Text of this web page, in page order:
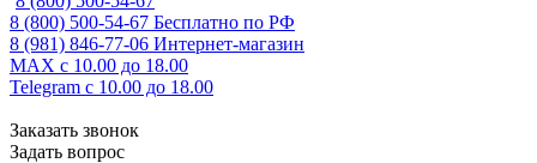
8 (800) 500-54-67 Бесплатно по РФ
8 (981) 846-77-06 Интернет-магазин
MAX с 10.00 до 18.00
Telegram с 10.00 до 18.00
Заказать звонок
Задать вопрос